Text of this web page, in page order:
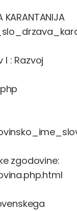
KARANTANIJA
I : Razvoj
zgodovine: